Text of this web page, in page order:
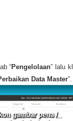
“Pengelolaan” lalu
Data Master”.